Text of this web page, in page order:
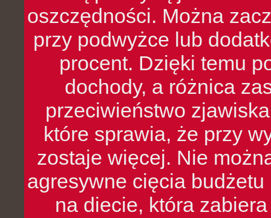
oszczędności. Można
przy podwyżce lub
procent. Dzięki temu
dochody, a różnica
przeciwieństwo
które sprawia, że przy
zostaje więcej. Nie
agresywne cięcia
na diecie, która